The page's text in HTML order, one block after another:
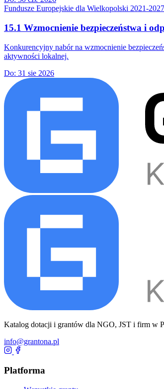
Fundusze Europejskie dla Wielkopolski 2021-2027
15.1 Wzmocnienie bezpieczeństwa i
Konkurencyjny nabór na wzmocnienie
aktywności lokalnej.
Do: 31 sie 2026
Katalog dotacji i grantów dla NGO, JST i firm w
info@grantona.pl
Platforma